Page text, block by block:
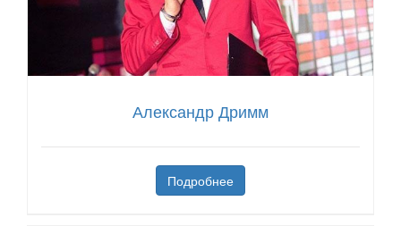
Александр Дримм
Подробнее